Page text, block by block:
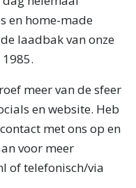
en home-made
laadbak van onze
meer van de sfeer
en website. Heb
met ons op en
voor meer
of telefonisch/via